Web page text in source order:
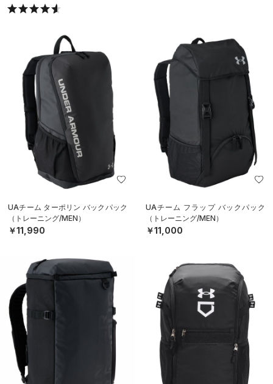
UAチーム ターポリン バックパック
（トレーニング/MEN）
￥11,990
UAチーム フラップ バックパック
（トレーニング/MEN）
￥11,000